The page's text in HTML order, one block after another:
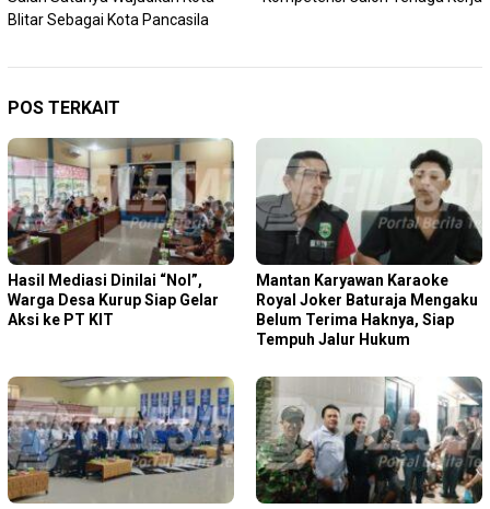
Blitar Sebagai Kota Pancasila
POS TERKAIT
Hasil Mediasi Dinilai “Nol”,
Warga Desa Kurup Siap Gelar
Aksi ke PT KIT
Mantan Karyawan Karaoke
Royal Joker Baturaja Mengaku
Belum Terima Haknya, Siap
Tempuh Jalur Hukum